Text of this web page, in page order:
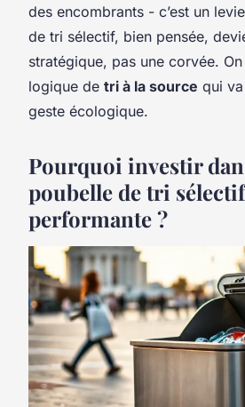
des encombrants - c’est un
de tri sélectif, bien pensée,
stratégique, pas une corvée.
logique de tri à la source qui
geste écologique.
Pourquoi investir
poubelle de tri sélectif
performante ?